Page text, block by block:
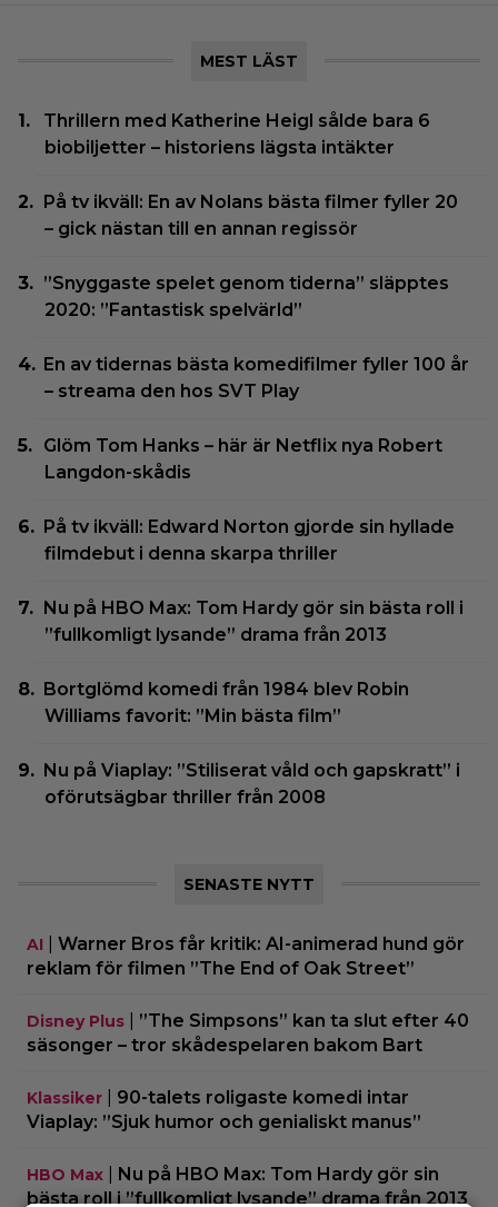
MEST LÄST
Thrillern med Katherine Heigl sålde bara 6
biobiljetter – historiens lägsta intäkter
På tv ikväll: En av Nolans bästa filmer fyller 20
– gick nästan till en annan regissör
”Snyggaste spelet genom tiderna” släpptes
2020: ”Fantastisk spelvärld”
En av tidernas bästa komedifilmer fyller 100 år
– streama den hos SVT Play
Glöm Tom Hanks – här är Netflix nya Robert
Langdon-skådis
På tv ikväll: Edward Norton gjorde sin hyllade
filmdebut i denna skarpa thriller
Nu på HBO Max: Tom Hardy gör sin bästa roll i
”fullkomligt lysande” drama från 2013
Bortglömd komedi från 1984 blev Robin
Williams favorit: ”Min bästa film”
Nu på Viaplay: ”Stiliserat våld och gapskratt” i
oförutsägbar thriller från 2008
SENASTE NYTT
AI
Warner Bros får kritik: AI-animerad hund gör
reklam för filmen ”The End of Oak Street”
Disney Plus
”The Simpsons” kan ta slut efter 40
säsonger – tror skådespelaren bakom Bart
Klassiker
90-talets roligaste komedi intar
Viaplay: ”Sjuk humor och genialiskt manus”
HBO Max
Nu på HBO Max: Tom Hardy gör sin
bästa roll i ”fullkomligt lysande” drama från 2013